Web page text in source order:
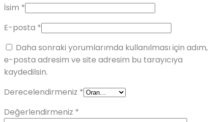
İsim *
E-posta *
Daha sonraki yorumlarımda kullanılması için adım,
e-posta adresim ve site adresim bu tarayıcıya
kaydedilsin.
Derecelendirmeniz *
Değerlendirmeniz *